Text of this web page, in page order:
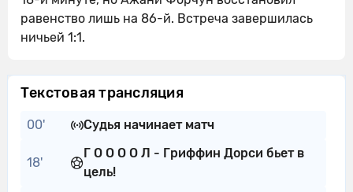
равенство лишь на 86-й. Встреча завершилась
ничьей 1:1.
Текстовая трансляция
00' Судья начинает матч
18'
Г О О О О Л - Гриффин Дорси бьет в
цель!